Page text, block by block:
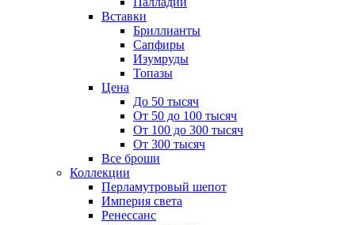
Вставки
Бриллианты
Сапфиры
Изумруды
Топазы
Цена
До 50 тысяч
От 50 до 100 тысяч
От 100 до 300 тысяч
От 300 тысяч
Все броши
Коллекции
Перламутровый шепот
Империя света
Ренессанс